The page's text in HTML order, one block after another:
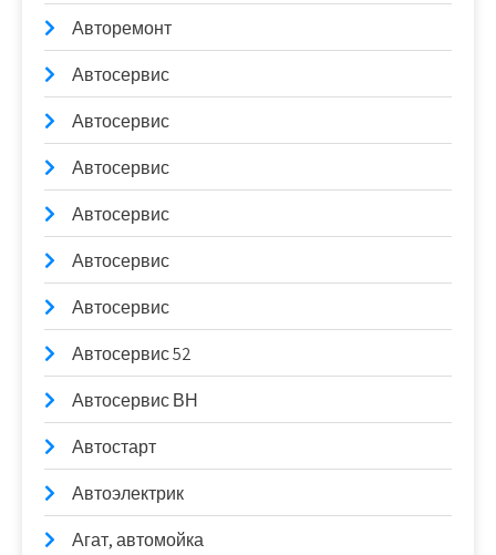
Авторемонт
Автосервис
Автосервис
Автосервис
Автосервис
Автосервис
Автосервис
Автосервис 52
Автосервис ВН
Автостарт
Автоэлектрик
Агат, автомойка